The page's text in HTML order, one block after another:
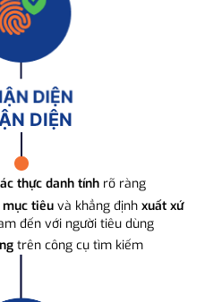
DIỆN
thực danh tính rõ ràng
tiêuvà khẳng định xuất xứ
đến với người tiêu dùng
trên công cụ tìm kiếm